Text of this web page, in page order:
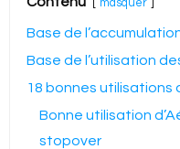
masquer
Base de
Base de l’utilisation
18 bonnes utilisations
Bonne utilisation
stopover